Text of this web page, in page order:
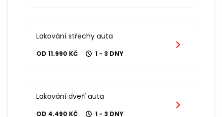
Lakování střechy auta
OD 11.990 KČ 1 - 3 DNY
Lakování dveří auta
OD 4.490 KČ 1 - 3 DNY